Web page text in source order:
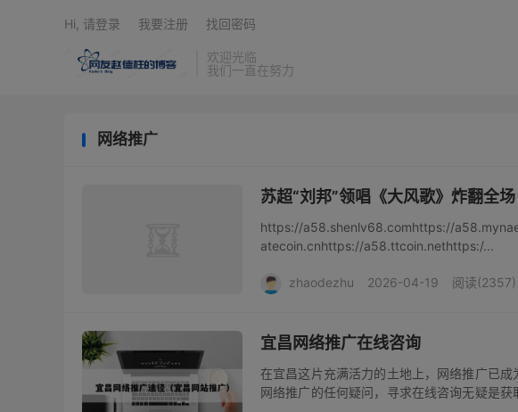
欢迎光临
我们一直在努力
Hi, 请登录 我要注册 找回密码
网络推广
苏超“刘邦”领唱《大风歌》炸翻全场
https://a58.shenlv68.comhttps://
atecoin.cnhttps://a58.ttcoin.nethttps:/...
zhaodezhu 2026-04-19 阅读(2357)
宜昌网络推广在线咨询
在宜昌这片充满活力的土地上，网络推广已
网络推广的任何疑问，寻求在线咨询无疑是